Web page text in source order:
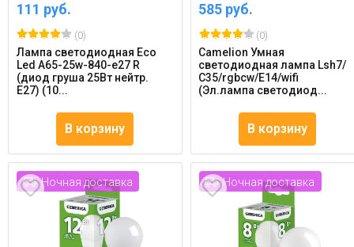
111 руб.
(0)
Лампа светодиодная Eco
Led A65-25w-840-e27 R
(диод груша 25Вт нейтр.
E27) (10...
В корзину
585 руб.
(0)
Camelion Умная
светодиодная лампа Lsh7/
С35/rgbcw/Е14/wifi
(Эл.лампа светодиод...
В корзину
Ночная доставка Ночная доставка